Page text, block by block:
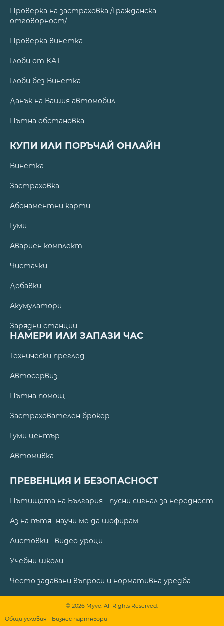
Проверка на застраховка /Гражданска
отговорност/
Проверка винетка
Глоби от КАТ
Глоби без Винетка
Данък на Вашия автомобил
Пътна обстановка
КУПИ ИЛИ ПОРЪЧАЙ ОНЛАЙН
Винетка
Застраховка
Абонаментни карти
Гуми
Авариен комплект
Чистачки
Добавки
Акумулатори
Зарядни станции
НАМЕРИ ИЛИ ЗАПАЗИ ЧАС
Технически преглед
Автосервиз
Пътна помощ
Застрахователен брокер
Гуми център
Автомивка
ПРЕВЕНЦИЯ И БЕЗОПАСНОСТ
Пътищата на България - пусни сигнал за нередност
Аз на пътя- научи ме да шофирам
Листовки - видео уроци
Учебни школи
Често задавани въпроси и нормативна уредба
© 2026 Myve. All Rights Reserved.
Общи условия - Бизнес партньори